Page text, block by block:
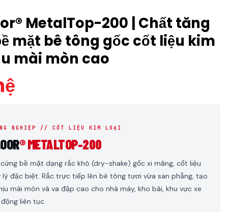
MetalTop-200 | Chất tăng
mặt bê tông gốc cốt liệu kim
mài mòn cao
NGHIỆP // CỐT LIỆU KIM LOẠI
® METALTOP-200
bề mặt dạng rắc khô (dry-shake) gốc xi măng, cốt liệu
lý đặc biệt. Rắc trực tiếp lên bê tông tươi vừa san phẳng, tạo
mài mòn và va đập cao cho nhà máy, kho bãi, khu vực xe
liên tục.